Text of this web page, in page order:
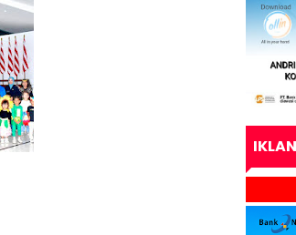
IKLAN